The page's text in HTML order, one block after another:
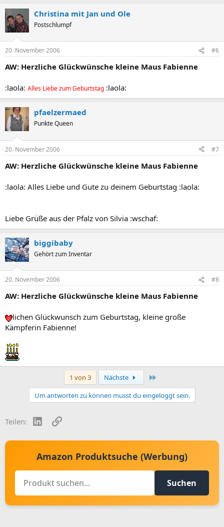
Christina mit Jan und Ole
Postschlumpf
20. November 2006 #6
AW: Herzliche Glückwünsche kleine Maus Fabienne
:laola: Alles Liebe zum Geburtstag :laola:
pfaelzermaed
Punkte Queen
20. November 2006 #7
AW: Herzliche Glückwünsche kleine Maus Fabienne
:laola: Alles Liebe und Gute zu deinem Geburtstag :laola:
Liebe Grüße aus der Pfalz von Silvia :wschaf:
biggibaby
Gehört zum Inventar
20. November 2006 #8
AW: Herzliche Glückwünsche kleine Maus Fabienne
lichen Glückwunsch zum Geburtstag, kleine große
Kämpferin Fabienne!
1 von 3 Nächste
Um antworten zu können musst du eingeloggt sein.
Teilen: LinkedInLink
Amazon Produktsuche (Werbung)
Suchen